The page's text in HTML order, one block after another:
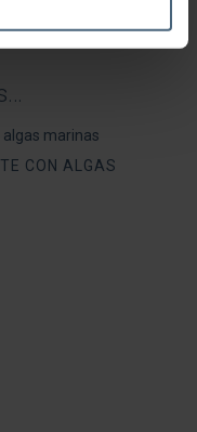
circulación y tiene
e hidratantes para la
CON ALGAS